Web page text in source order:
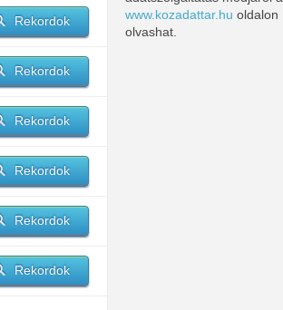
Rekordok
Rekordok
Rekordok
Rekordok
Rekordok
Rekordok
www.kozadattar.hu oldalon
olvashat.